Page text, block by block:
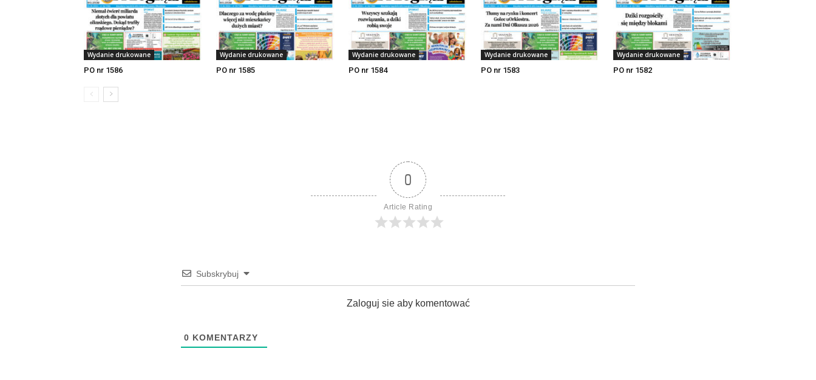
Wydanie drukowane
PO nr 1586
Wydanie drukowane
PO nr 1585
Wydanie drukowane
PO nr 1584
Wydanie drukowane
PO nr 1583
Wydanie drukowane
PO nr 1582
0
Article Rating
Subskrybuj
Zaloguj sie aby komentować
0 KOMENTARZY